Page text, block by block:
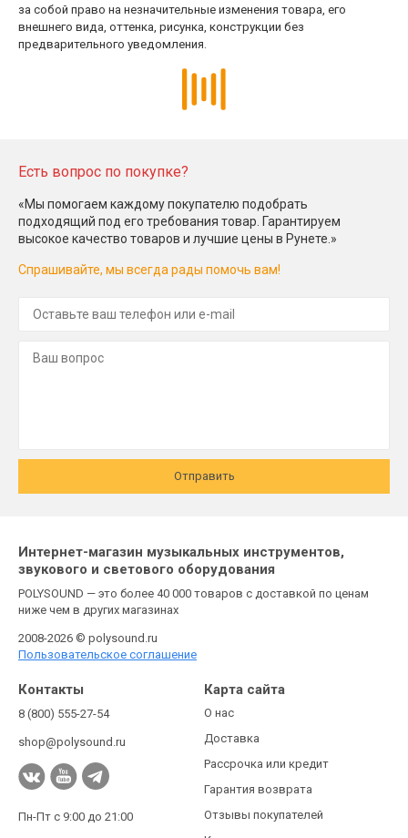
за собой право на незначительные изменения товара, его
внешнего вида, оттенка, рисунка, конструкции без
предварительного уведомления.
Есть вопрос по покупке?
«Мы помогаем каждому покупателю подобрать
подходящий под его требования товар. Гарантируем
высокое качество товаров и лучшие цены в Рунете.»
Спрашивайте, мы всегда рады помочь вам!
Отправить
Интернет-магазин музыкальных инструментов,
звукового и светового оборудования
POLYSOUND — это более 40 000 товаров с доставкой по ценам
ниже чем в других магазинах
2008-2026 © polysound.ru
Пользовательское соглашение
Контакты
8 (800) 555-27-54
shop@polysound.ru
Пн-Пт с 9:00 до 21:00
Карта сайта
О нас
Доставка
Рассрочка или кредит
Гарантия возврата
Отзывы покупателей